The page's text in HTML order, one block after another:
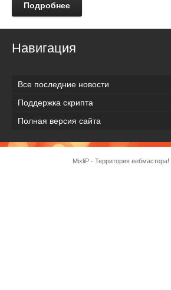
Подробнее
Навигация
Все последние новости
Поддержка скрипта
Полная версия сайта
MixliP - Территория